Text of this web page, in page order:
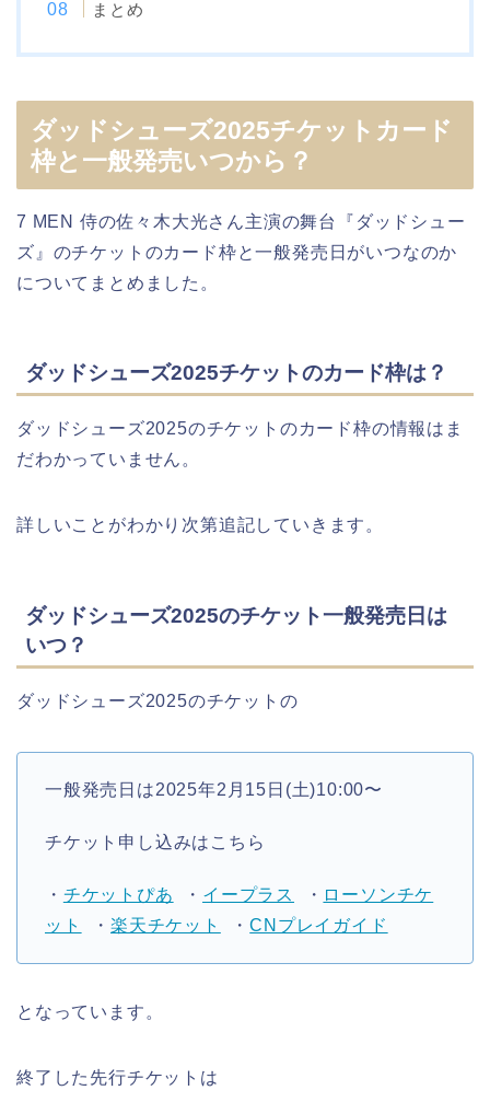
まとめ
ダッドシューズ2025チケットカード
枠と一般発売いつから？
7 MEN 侍の佐々木大光さん主演の舞台『ダッドシュー
ズ』のチケットのカード枠と一般発売日がいつなのか
についてまとめました。
ダッドシューズ2025チケットのカード枠は？
ダッドシューズ2025のチケットのカード枠の情報はま
だわかっていません。
詳しいことがわかり次第追記していきます。
ダッドシューズ2025のチケット一般発売日は
いつ？
ダッドシューズ2025のチケットの
一般発売日は2025年2月15日(土)10:00〜
チケット申し込みはこちら
・ チケットぴあ ・ イープラス ・ ローソンチケ
ット
・楽天チケット ・CNプレイガイド
となっています。
終了した先行チケットは